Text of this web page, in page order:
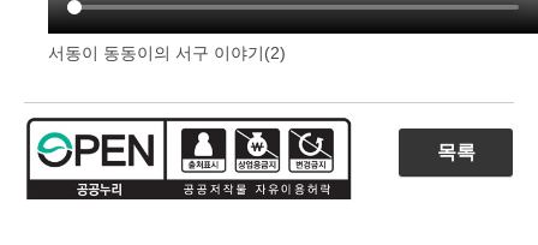
서동이 동동이의 서구 이야기(2)
목록